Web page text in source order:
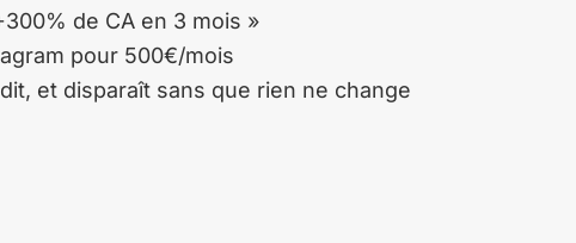
de CA en 3 mois »
pour 500€/mois
et disparaît sans que rien ne change